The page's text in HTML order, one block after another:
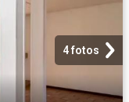
4 fotos